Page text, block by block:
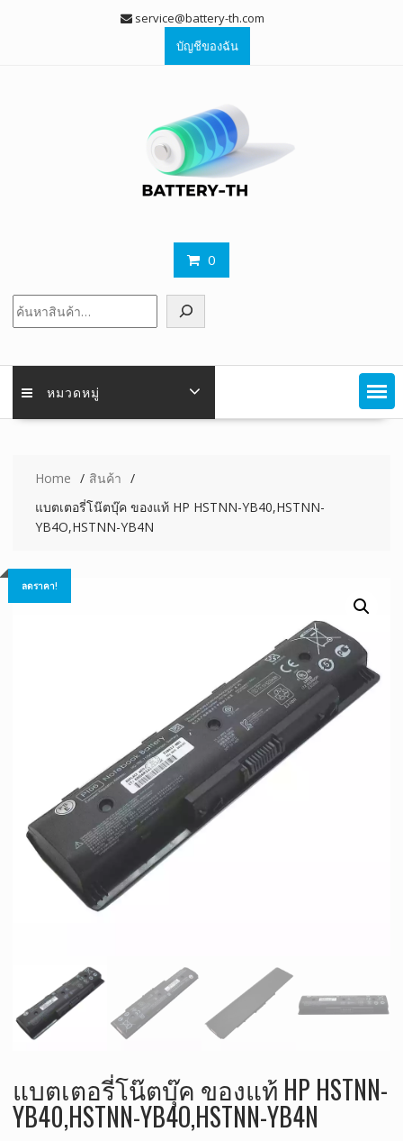
service@battery-th.com
บัญชีของฉัน
0
หมวดหมู่
Home
สินค้า
แบตเตอรี่โน๊ตบุ๊ค ของแท้ HP HSTNN-YB40,HSTNN-
YB4O,HSTNN-YB4N
ลดราคา!
แบตเตอรี่โน๊ตบุ๊ค ของแท้ HP HSTNN-
YB40,HSTNN-YB4O,HSTNN-YB4N